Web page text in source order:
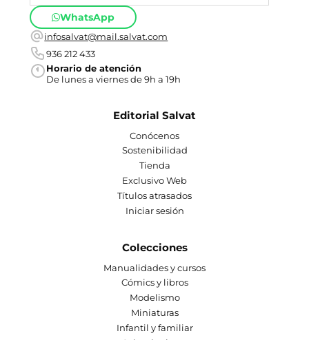
WhatsApp
infosalvat@mail.salvat.com
936 212 433
Horario de atención
De lunes a viernes de 9h a 19h
Editorial Salvat
Conócenos
Sostenibilidad
Tienda
Exclusivo Web
Títulos atrasados
Iniciar sesión
Colecciones
Manualidades y cursos
Cómics y libros
Modelismo
Miniaturas
Infantil y familiar